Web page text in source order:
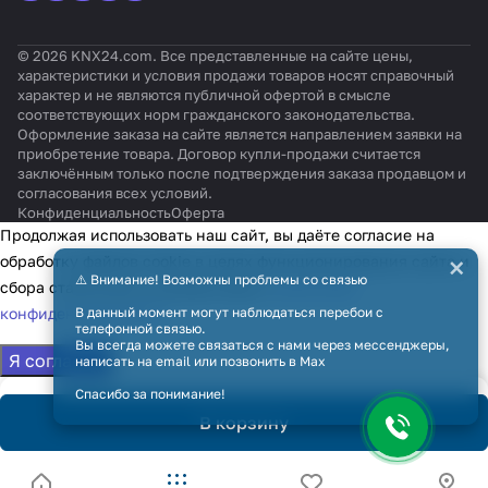
В корзину
© 2026 KNX24.com. Все представленные на сайте цены,
характеристики и условия продажи товаров носят справочный
характер и не являются публичной офертой в смысле
соответствующих норм гражданского законодательства.
Оформление заказа на сайте является направлением заявки на
приобретение товара. Договор купли-продажи считается
заключённым только после подтверждения заказа продавцом и
согласования всех условий.
КонфиденциальностьОферта
⚠️ Внимание! Возможны проблемы со связью
В данный момент могут наблюдаться перебои с
телефонной связью.
Вы всегда можете связаться с нами через мессенджеры,
написать на email или позвонить в Max
Спасибо за понимание!
×
Продолжая использовать наш сайт, вы даёте согласие на
обработку файлов cookie в целях функционирования сайта и
сбора статистики в соответствии сполитикой
конфиденциальности
Я согласен